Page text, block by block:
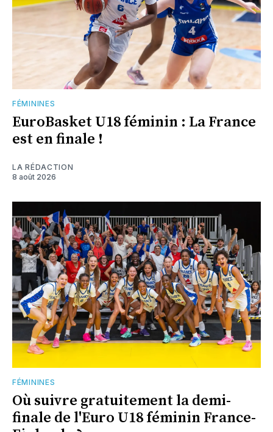
FÉMININES
EuroBasket U18 féminin : La France
est en finale !
LA RÉDACTION
8 août 2026
FÉMININES
Où suivre gratuitement la demi-
finale de l'Euro U18 féminin France-